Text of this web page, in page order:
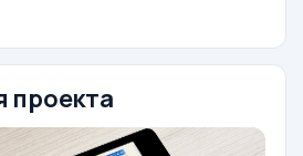
проекта